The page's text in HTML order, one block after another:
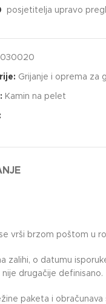
posjetitelja upravo
Grijanje i oprema za
Kamin na pelet
vrši brzom poštom u
zalihi, o datumu
drugačije definisano.
paketa i obračunava